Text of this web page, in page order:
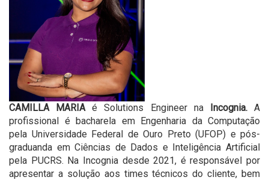
CAMILLA MARIAé Solutions Engineer naIncognia.A
profissional é bacharela em Engenharia da Computação
pela Universidade Federal de Ouro Preto (UFOP) e pós-
graduanda em Ciências de Dados e Inteligência Artificial
pela PUCRS. Na Incognia desde 2021, é responsável por
apresentar a solução aos times técnicos do cliente, bem